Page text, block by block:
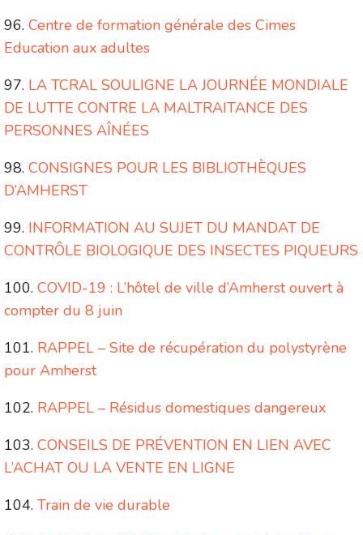
Centre de formation générale des Cimes
Education aux adultes
LA TCRAL SOULIGNE LA JOURNÉE MONDIALE
DE LUTTE CONTRE LA MALTRAITANCE DES
PERSONNES AÎNÉES
CONSIGNES POUR LES BIBLIOTHÈQUES
D’AMHERST
INFORMATION AU SUJET DU MANDAT DE
CONTRÔLE BIOLOGIQUE DES INSECTES PIQUEURS
COVID-19 : L’hôtel de ville d’Amherst ouvert à
compter du 8 juin
RAPPEL – Site de récupération du polystyrène
pour Amherst
RAPPEL – Résidus domestiques dangereux
CONSEILS DE PRÉVENTION EN LIEN AVEC
L’ACHAT OU LA VENTE EN LIGNE
Train de vie durable